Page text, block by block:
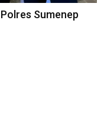
Sumenep